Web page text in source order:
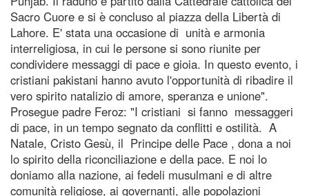
Sacro Cuore e si è concluso al piazza della Libertà di
Lahore. E' stata una occasione di unità e armonia
interreligiosa, in cui le persone si sono riunite per
condividere messaggi di pace e gioia. In questo evento, i
cristiani pakistani hanno avuto l'opportunità di ribadire il
vero spirito natalizio di amore, speranza e unione".
Prosegue padre Feroz: "I cristiani si fanno messaggeri
di pace, in un tempo segnato da conflitti e ostilità. A
Natale, Cristo Gesù, il Principe delle Pace , dona a noi
lo spirito della riconciliazione e della pace. E noi lo
doniamo alla nazione, ai fedeli musulmani e di altre
comunità religiose, ai governanti, alle popolazioni